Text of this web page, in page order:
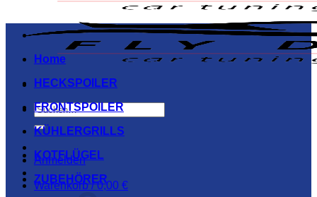
Suchen
nach:
Anmelden
Warenkorb /0,00 €
Home
HECKSPOILER
FRONTSPOILER
KÜHLERGRILLS
KOTFLÜGEL
ZUBEHÖRER